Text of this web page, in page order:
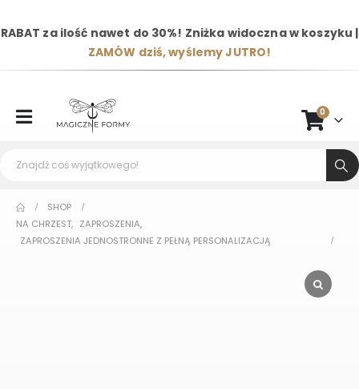
RABAT za ilość nawet do 30%! Zniżka widoczna w koszyku |
ZAMÓW dziś, wyślemy JUTRO!
0
SHOP
NA CHRZEST, ZAPROSZENIA,
ZAPROSZENIA JEDNOSTRONNE Z PEŁNĄ PERSONALIZACJĄ